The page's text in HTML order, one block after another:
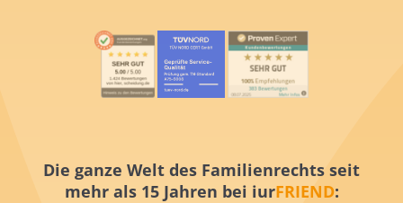
Die ganze Welt des Familienrechts seit
mehr als 15 Jahren bei iurFRIEND: